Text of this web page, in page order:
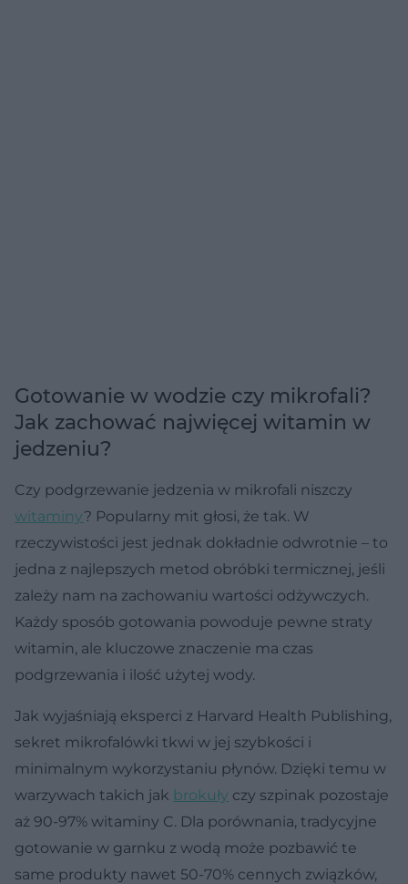
Gotowanie w wodzie czy mikrofali?
Jak zachować najwięcej witamin w
jedzeniu?
Czy podgrzewanie jedzenia w mikrofali niszczy
witaminy? Popularny mit głosi, że tak. W
rzeczywistości jest jednak dokładnie odwrotnie – to
jedna z najlepszych metod obróbki termicznej, jeśli
zależy nam na zachowaniu wartości odżywczych.
Każdy sposób gotowania powoduje pewne straty
witamin, ale kluczowe znaczenie ma czas
podgrzewania i ilość użytej wody.
Jak wyjaśniają eksperci z Harvard Health Publishing,
sekret mikrofalówki tkwi w jej szybkości i
minimalnym wykorzystaniu płynów. Dzięki temu w
warzywach takich jak brokuły czy szpinak pozostaje
aż 90-97% witaminy C. Dla porównania, tradycyjne
gotowanie w garnku z wodą może pozbawić te
same produkty nawet 50-70% cennych związków,